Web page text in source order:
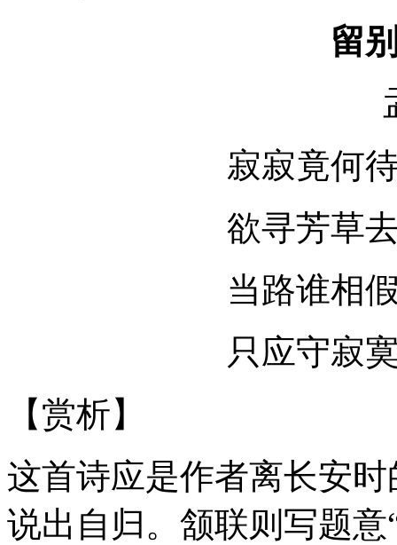
留
寂寂竟何
欲寻芳草
当路谁相
只应守寂
【赏析】
这首诗应是作者离长安
说出自归。颔联则写题